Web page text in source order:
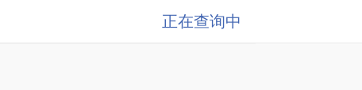
正在查询中